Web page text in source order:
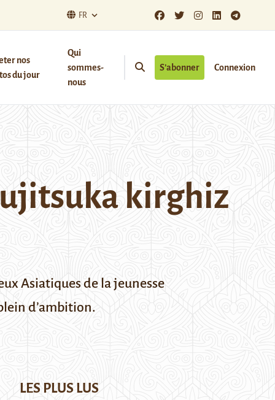
FR
nos
du jour
Qui
sommes-
nous
S’abonner Connexion
kirghiz
Asiatiques de la jeunesse
d’ambition.
LES PLUS LUS